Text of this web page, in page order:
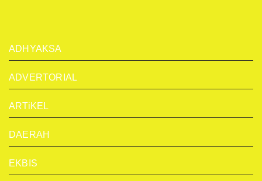
ADHYAKSA
ADVERTORIAL
ARTiKEL
DAERAH
EKBIS